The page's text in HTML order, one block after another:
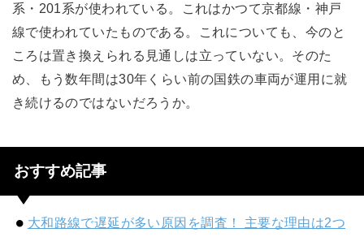
系・201系が使われている。これはかつて京都線・神戸
線で使われていたものである。これについても、今のと
ころは置き換えられる見通しは立っていない。そのた
め、もう数年間は30年くらい前の国鉄の車両が運用に就
き続けるのではないだろうか。
おすすめ記事
大和路線で遅延が多い原因を調査！ 主要な理由は2つ